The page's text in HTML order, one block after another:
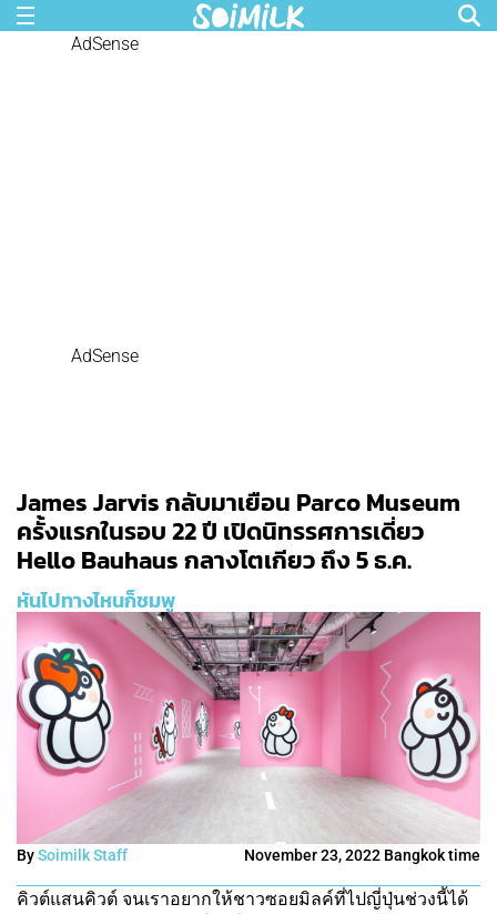
AdSense
AdSense
James Jarvis กลับมาเยือน Parco Museum
ครั้งแรกในรอบ 22 ปี เปิดนิทรรศการเดี่ยว
Hello Bauhaus กลางโตเกียว ถึง 5 ธ.ค.
หันไปทางไหนก็ชมพู
BySoimilk Staff November 23, 2022 Bangkok time
คิวต์แสนคิวต์ จนเราอยากให้ชาวซอยมิลค์ที่ไปญี่ปุ่นช่วงนี้ได้